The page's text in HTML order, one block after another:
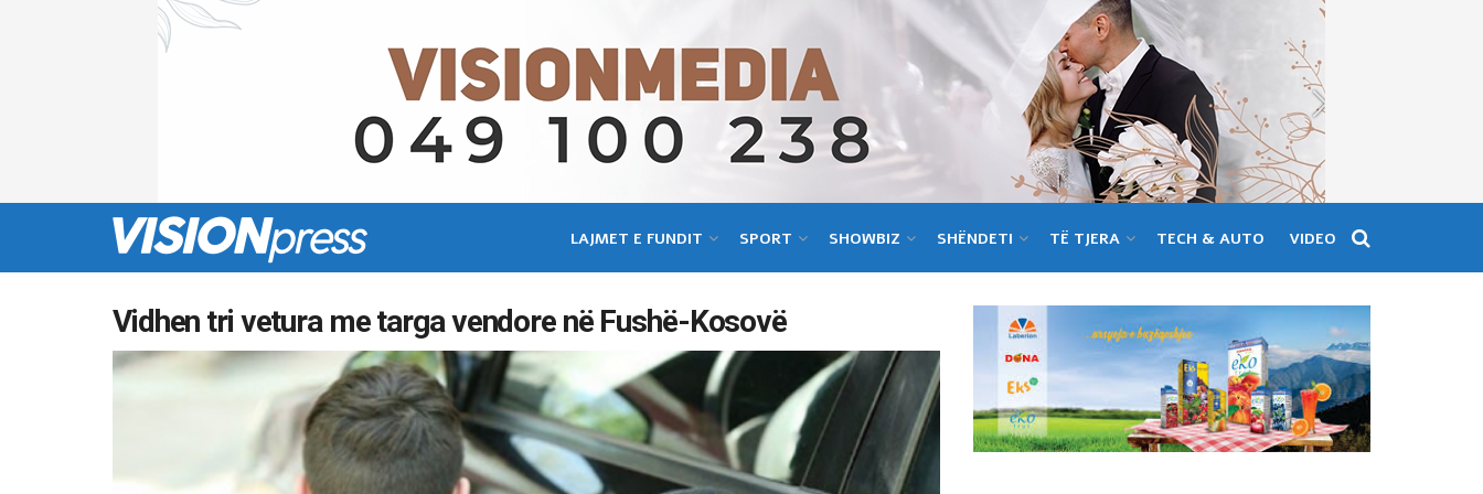
LAJMET E FUNDIT SPORT SHOWBIZ SHËNDETI TË TJERA TECH & AUTO VIDEO
Vidhen tri vetura me targa vendore në Fushë-Kosovë